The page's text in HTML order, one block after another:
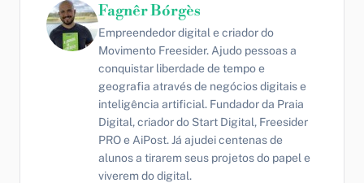
Fagnêr Bórgès
Empreendedor digital e criador do
Movimento Freesider. Ajudo pessoas a
conquistar liberdade de tempo e
geografia através de negócios digitais e
inteligência artificial. Fundador da Praia
Digital, criador do Start Digital, Freesider
PRO e AiPost. Já ajudei centenas de
alunos a tirarem seus projetos do papel e
viverem do digital.